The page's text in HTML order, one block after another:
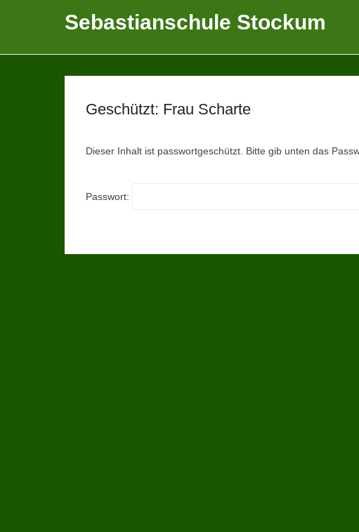
Sebastianschule Stockum
Geschützt: Frau Scharte
Dieser Inhalt ist passwortgeschützt. Bitte gib unten das
Passwort: